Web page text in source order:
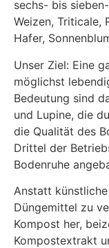
sechs- bis
Weizen, Triticale,
Hafer,
Unser Ziel: Eine
möglichst
Bedeutung sind
und Lupine, die
die Qualität des
Drittel der
Bodenruhe
Anstatt
Düngemittel zu
Kompost her,
Kompostextrakt